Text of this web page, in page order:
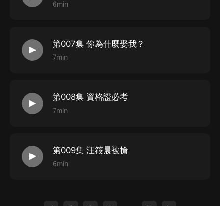
6min
第007集 你為什麼娶我？
7min
第008集 資格證必考
7min
第009集 汪筱晨被搶
6min